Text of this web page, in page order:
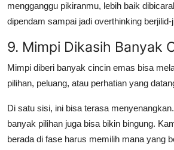
mengganggu pikiranmu, lebih baik
dipendam sampai jadi overthinking berjilid-
9. Mimpi Dikasih Banyak
Mimpi diberi banyak cincin emas bisa
pilihan, peluang, atau perhatian yang
Di satu sisi, ini bisa terasa
banyak pilihan juga bisa bikin bingung.
berada di fase harus memilih mana yang